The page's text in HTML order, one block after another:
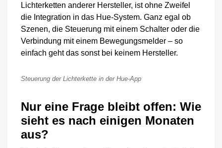
Lichterketten anderer Hersteller, ist ohne Zweifel
die Integration in das Hue-System. Ganz egal ob
Szenen, die Steuerung mit einem Schalter oder die
Verbindung mit einem Bewegungsmelder – so
einfach geht das sonst bei keinem Hersteller.
Steuerung der Lichterkette in der Hue-App
Nur eine Frage bleibt offen: Wie
sieht es nach einigen Monaten
aus?